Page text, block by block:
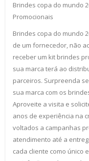
Brindes copa do mundo
Promocionais
Brindes copa do mundo
de um fornecedor, não
receber um kit brindes
sua marca terá ao
parceiros. Surpreenda
sua marca com os
Aproveite a visita e
anos de experiência na
voltados a campanhas
atendimento até a
cada cliente como único